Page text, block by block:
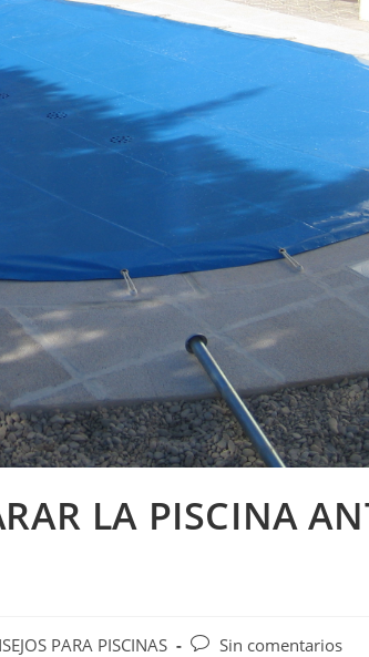
LA PISCINA
PARA PISCINAS Sin comentarios